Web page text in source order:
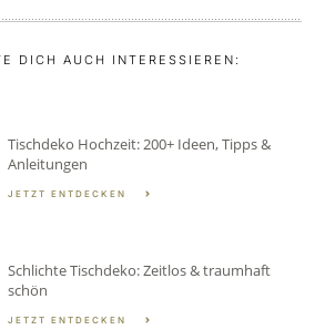
DICH AUCH INTERESSIEREN:
Tischdeko Hochzeit: 200+ Ideen, Tipps &
Anleitungen
JETZT ENTDECKEN
Schlichte Tischdeko: Zeitlos & traumhaft
schön
JETZT ENTDECKEN